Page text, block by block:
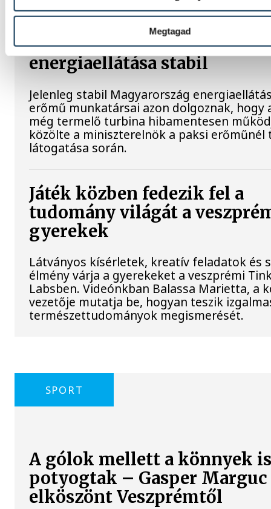
Megtagad
Magyar Péter:
energiaellátása stabil
Jelenleg stabil Magyarország
erőmű munkatársai azon dolgoznak, hogy
még termelő turbina hibamentesen
közölte a miniszterelnök a paksi
látogatása során.
Játék közben fedezik fel a
tudomány világát a
gyerekek
Látványos kísérletek, kreatív feladatok és
élmény várja a gyerekeket a veszprémi
Labsben. Videónkban Balassa Marietta, a
vezetője mutatja be, hogyan teszik
természettudományok megismerését.
SPORT
A gólok mellett a könnyek
potyogtak – Gasper Marguc
elköszönt Veszprémtől